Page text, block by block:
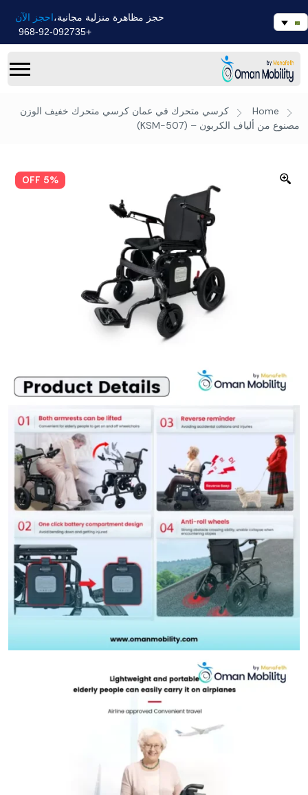
حجز مظاهرة منزلية مجانية،احجز الآن
+968-92-092735
Home كرسي متحرك في عمان كرسي متحرك خفيف الوزن
مصنوع من ألياف الكربون – (KSM-507)
5% OFF